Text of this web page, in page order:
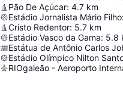
Pão De Açúcar: 4.7 km
Estádio Jornalista Mário Filho:
Cristo Redentor: 5.7 km
Estádio Vasco da Gama: 5.8
Estátua de Antônio Carlos
Estádio Olímpico Nilton
RIOgaleão - Aeroporto